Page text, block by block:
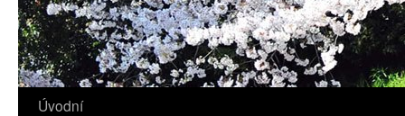
Přejít
Úvodní